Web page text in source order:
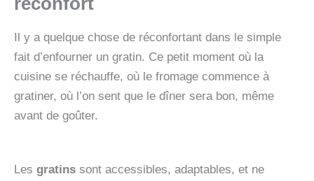
Il y a quelque chose de réconfortant dans le simple
fait d’enfourner un gratin. Ce petit moment où la
cuisine se réchauffe, où le fromage commence à
gratiner, où l’on sent que le dîner sera bon, même
avant de goûter.
Les gratins sont accessibles, adaptables, et ne